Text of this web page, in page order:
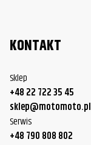
KONTAKT
Sklep
+48 22 722 35 45
sklep@motomoto.pl
Serwis
+48 790 808 802